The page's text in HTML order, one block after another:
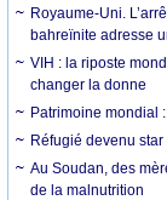
Royaume-Uni.
bahreïnite adresse
VIH : la riposte
changer la donne
Patrimoine mondial
Réfugié devenu
Au Soudan, des
de la malnutrition